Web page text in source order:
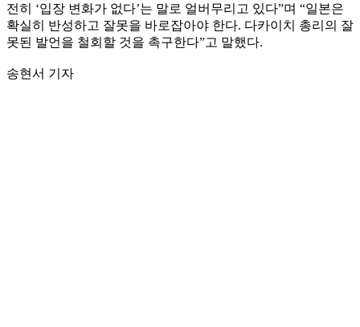
전히 ‘입장 변화가 없다’는 말로 얼버무리고 있다”며 “일본은
확실히 반성하고 잘못을 바로잡아야 한다. 다카이치 총리의 잘
못된 발언을 철회할 것을 촉구한다”고 말했다.
송현서 기자